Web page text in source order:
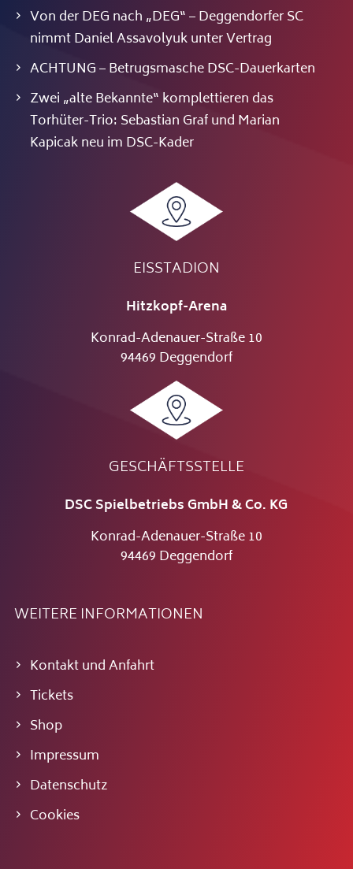
Von der DEG nach „DEG“ – Deggendorfer SC
nimmt Daniel Assavolyuk unter Vertrag
ACHTUNG – Betrugsmasche DSC-Dauerkarten
Zwei „alte Bekannte“ komplettieren das
Torhüter-Trio: Sebastian Graf und Marian
Kapicak neu im DSC-Kader
EISSTADION
Hitzkopf-Arena
Konrad-Adenauer-Straße 10
94469 Deggendorf
GESCHÄFTSSTELLE
DSC Spielbetriebs GmbH & Co. KG
Konrad-Adenauer-Straße 10
94469 Deggendorf
WEITERE INFORMATIONEN
Kontakt und Anfahrt
Tickets
Shop
Impressum
Datenschutz
Cookies